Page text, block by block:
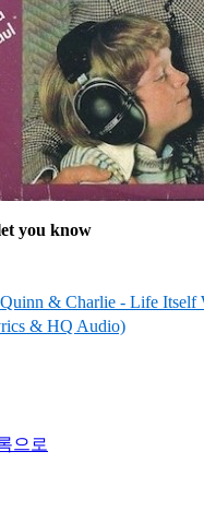
you know
& Charlie - Life Itself
& HQ Audio)
으로